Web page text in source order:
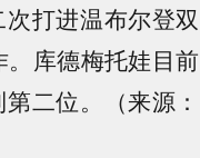
打进温布尔登双
库德梅托娃目前
二位。（来源：